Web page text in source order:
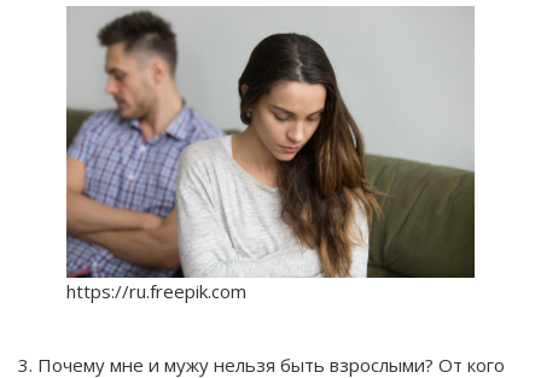
https://ru.freepik.com
3. Почему мне и мужу нельзя быть взрослыми? От кого